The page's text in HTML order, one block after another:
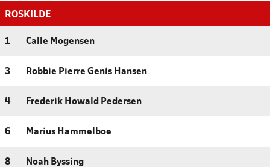
ROSKILDE
1 Calle Mogensen
3 Robbie Pierre Genis Hansen
4 Frederik Howald Pedersen
6 Marius Hammelboe
8 Noah Byssing